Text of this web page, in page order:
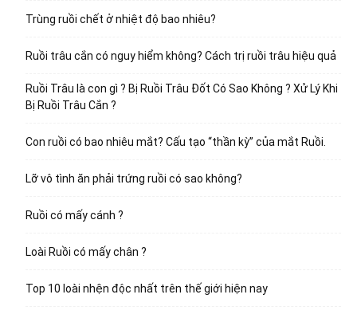
Trùng ruồi chết ở nhiệt độ bao nhiêu?
Ruồi trâu cắn có nguy hiểm không? Cách trị ruồi trâu hiệu quả
Ruồi Trâu là con gì ? Bị Ruồi Trâu Đốt Có Sao Không ? Xử Lý Khi
Bị Ruồi Trâu Cắn ?
Con ruồi có bao nhiêu mắt? Cấu tạo “thần kỳ” của mắt Ruồi.
Lỡ vô tình ăn phải trứng ruồi có sao không?
Ruồi có mấy cánh ?
Loài Ruồi có mấy chân ?
Top 10 loài nhện độc nhất trên thế giới hiện nay